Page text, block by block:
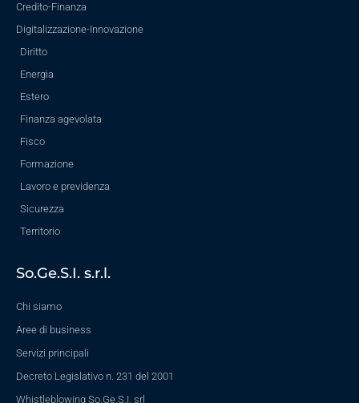
Credito-Finanza
Digitalizzazione-Innovazione
Diritto
Energia
Estero
Finanza agevolata
Fisco
Formazione
Lavoro e previdenza
Sicurezza
Territorio
So.Ge.S.I. s.r.l.
Chi siamo
Aree di business
Servizi principali
Decreto Legislativo n. 231 del 2001
Whistleblowing So.Ge.S.I. srl